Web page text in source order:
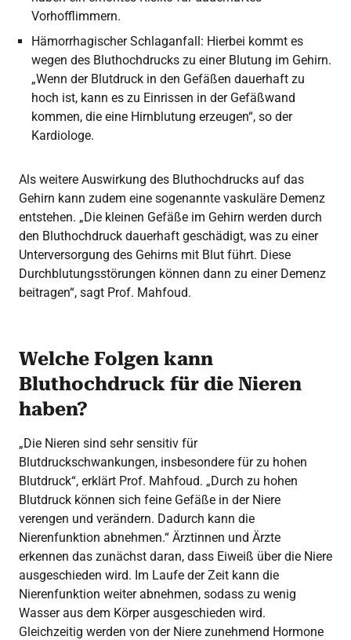
Vorhofflimmern.
Hämorrhagischer Schlaganfall: Hierbei kommt es
wegen des Bluthochdrucks zu einer Blutung im Gehirn.
„Wenn der Blutdruck in den Gefäßen dauerhaft zu
hoch ist, kann es zu Einrissen in der Gefäßwand
kommen, die eine Hirnblutung erzeugen“, so der
Kardiologe.
Als weitere Auswirkung des Bluthochdrucks auf das
Gehirn kann zudem eine sogenannte vaskuläre Demenz
entstehen. „Die kleinen Gefäße im Gehirn werden durch
den Bluthochdruck dauerhaft geschädigt, was zu einer
Unterversorgung des Gehirns mit Blut führt. Diese
Durchblutungsstörungen können dann zu einer Demenz
beitragen“, sagt Prof. Mahfoud.
Welche Folgen kann
Bluthochdruck für die Nieren
haben?
„Die Nieren sind sehr sensitiv für
Blutdruckschwankungen, insbesondere für zu hohen
Blutdruck“, erklärt Prof. Mahfoud. „Durch zu hohen
Blutdruck können sich feine Gefäße in der Niere
verengen und verändern. Dadurch kann die
Nierenfunktion abnehmen.“ Ärztinnen und Ärzte
erkennen das zunächst daran, dass Eiweiß über die Niere
ausgeschieden wird. Im Laufe der Zeit kann die
Nierenfunktion weiter abnehmen, sodass zu wenig
Wasser aus dem Körper ausgeschieden wird.
Gleichzeitig werden von der Niere zunehmend Hormone